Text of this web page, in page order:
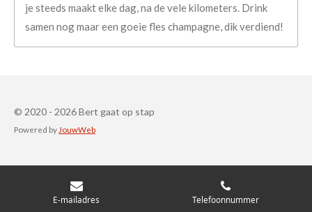
je steeds maakt elke dag, na de vele kilometers. Drink
samen nog maar een goeie fles champagne, dik verdiend!
© 2020 - 2026 Bert gaat op stap
Powered by JouwWeb
E-mailadres Telefoonnummer